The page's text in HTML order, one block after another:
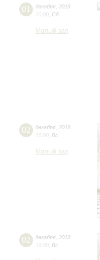
01 декабря 2018
20:00 Сб
Малый зал
02 декабря 2018
15:00 Вс
Малый зал
02 декабря 2018
19:00 Вс